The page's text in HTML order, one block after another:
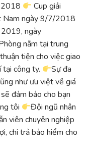
2018
Cup giải
Nam ngày 9/7/2018
ngày
nằm tại trung
tiện cho việc giao
tại công ty.
Sự đa
như ưu việt về giá
đảm bảo cho bạn
tôi
Đội ngũ nhân
viên chuyên nghiệp
chi trả bảo hiểm cho